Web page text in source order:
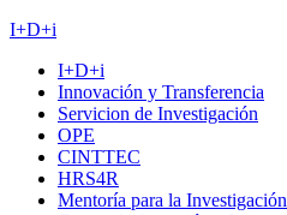
I+D+i
I+D+i
Innovación y Transferencia
Servicion de Investigación
OPE
CINTTEC
HRS4R
Mentoría para la